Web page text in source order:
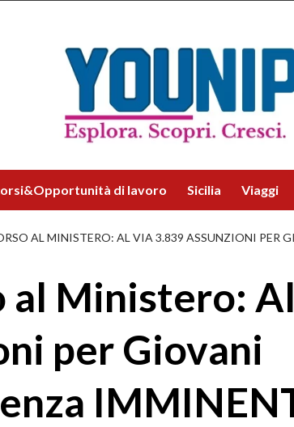
di lavoro Sicilia Viaggi
AL MINISTERO: AL VIA 3.839 ASSUNZIONI PER
al Ministero:
per Giovani